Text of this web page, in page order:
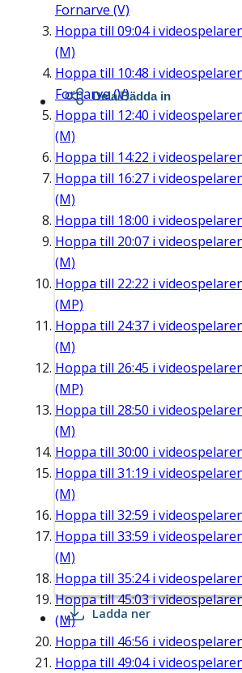
Fornarve (V)
Hoppa till 09:04i
(M)
Hoppa till 10:48 i
Fornarve (V)
Hoppa till 12:40 i
(M)
Hoppa till 14:22 i
Hoppa till 16:27 i
(M)
Hoppa till 18:00 i
Hoppa till 20:07 i
(M)
Hoppa till 22:22 i
(MP)
Hoppa till 24:37 i
(M)
Hoppa till 26:45 i
(MP)
Hoppa till 28:50 i
(M)
Hoppa till 30:00 i
Hoppa till 31:19 i
(M)
Hoppa till 32:59 i
Hoppa till 33:59 i
(M)
Hoppa till 35:24i
Hoppa till45:03i
(M)
Hoppa till 46:56 i
Hoppa till 49:04i
Dela/Bädda in
Ladda ner